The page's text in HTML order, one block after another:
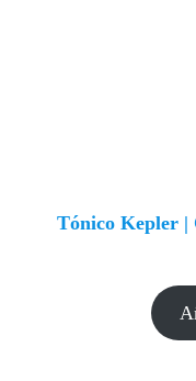
Tónico Kepler |